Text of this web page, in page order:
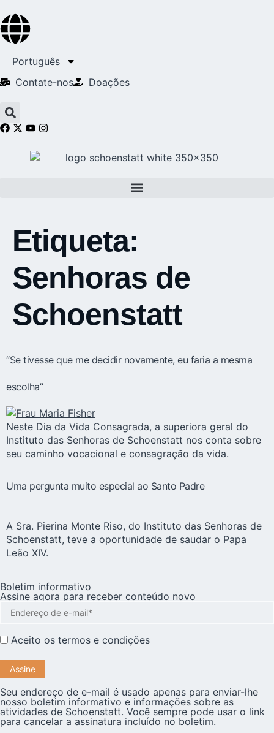
Português
Contate-nos
Doações
Etiqueta:
Senhoras de
Schoenstatt
“Se tivesse que me decidir novamente, eu faria a mesma
escolha”
Neste Dia da Vida Consagrada, a superiora geral do
Instituto das Senhoras de Schoenstatt nos conta sobre
seu caminho vocacional e consagração da vida.
Uma pergunta muito especial ao Santo Padre
A Sra. Pierina Monte Riso, do Instituto das Senhoras de
Schoenstatt, teve a oportunidade de saudar o Papa
Leão XIV.
Boletim informativo
Assine agora para receber conteúdo novo
Aceito os termos e condições
Seu endereço de e-mail é usado apenas para enviar-lhe
nosso boletim informativo e informações sobre as
atividades de Schoenstatt. Você sempre pode usar o link
para cancelar a assinatura incluído no boletim.